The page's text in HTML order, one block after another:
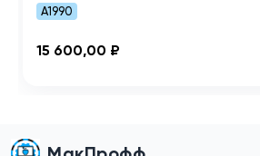
A1990
15 600,00 ₽